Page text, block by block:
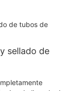
sellado de